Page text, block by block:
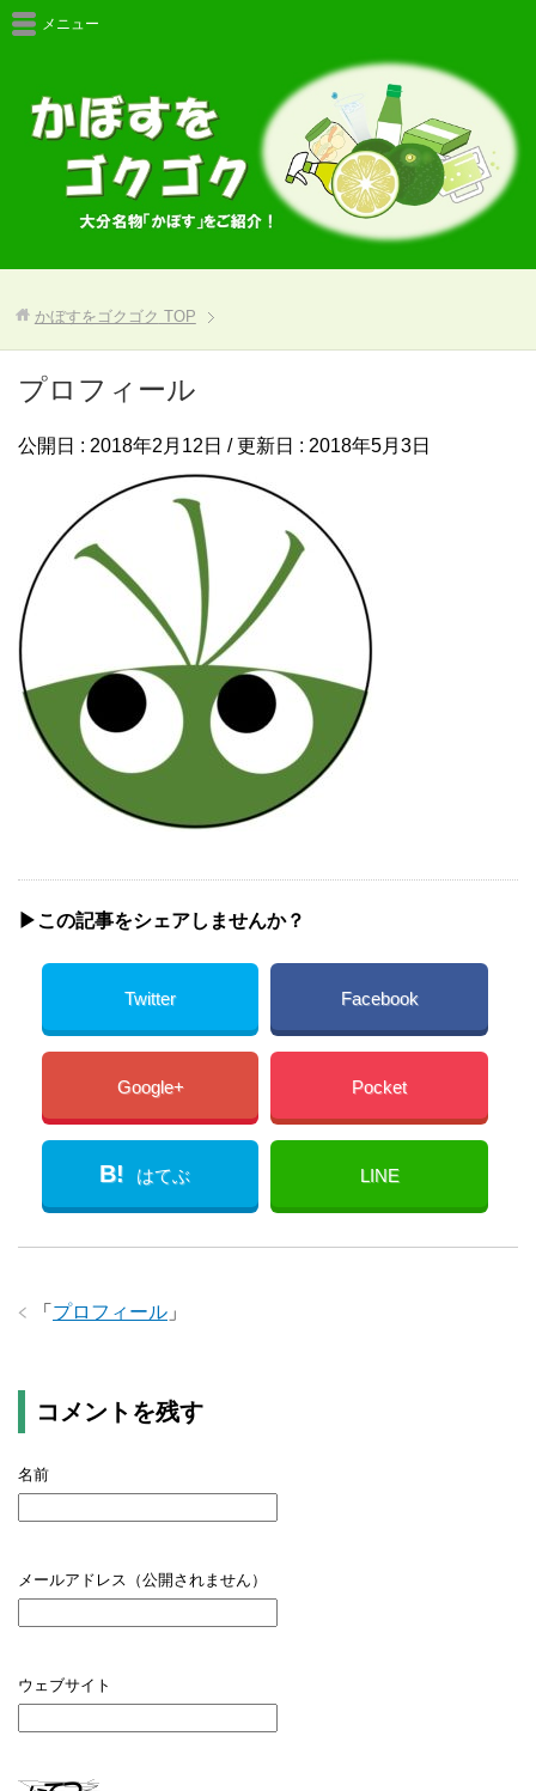
メニュー
かぼすをゴクゴク TOP
プロフィール
公開日 : 2018年2月12日 / 更新日 : 2018年5月3日
▶︎この記事をシェアしませんか？
Twitter Facebook
Google+ Pocket
B! はてぶ LINE
「 プロフィール 」
コメントを残す
名前
メールアドレス（公開されません）
ウェブサイト